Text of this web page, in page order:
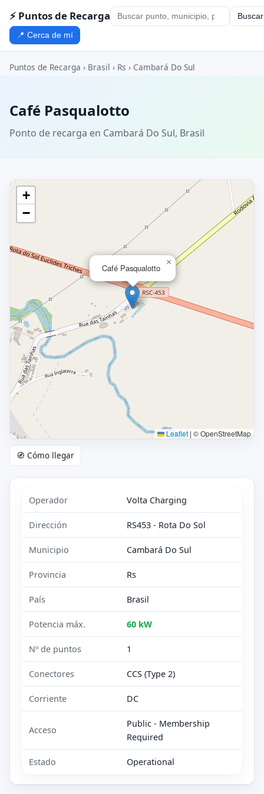
⚡ Puntos de Recarga Buscar
📍 Cerca de mí
Puntos de Recarga › Brasil › Rs › Cambará Do Sul
Café Pasqualotto
Ponto de recarga en Cambará Do Sul, Brasil
Café Pasqualotto
×
+
−
Leaflet | © OpenStreetMap
🧭 Cómo llegar
Operador Volta Charging
Dirección RS453 - Rota Do Sol
Municipio Cambará Do Sul
Provincia Rs
País Brasil
Potencia máx. 60 kW
Nº de puntos 1
Conectores CCS (Type 2)
Corriente DC
Acceso
Public - Membership
Required
Estado Operational